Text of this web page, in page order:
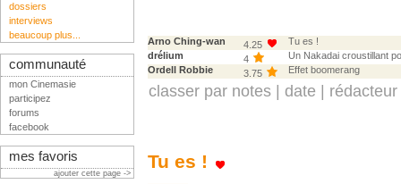
Arno Ching-wan 4.25
Tu es !
drélium
4
Un Nakadai croustillant
Ordell Robbie
3.75 Effet boomerang
classer par notes date rédacteur
Tu es !
dossiers
interviews
beaucoup plus...
communauté
mon Cinemasie
participez
forums
facebook
mes favoris
ajouter cette page ->